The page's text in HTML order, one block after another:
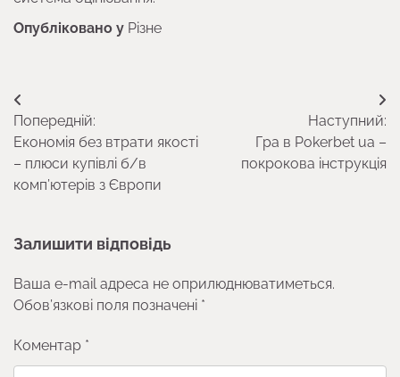
Опубліковано у Різне
Навігація
записів
Попередній:
Економія без втрати якості
– плюси купівлі б/в
комп’ютерів з Європи
Наступний:
Гра в Pokerbet ua –
покрокова інструкція
Залишити відповідь
Ваша e-mail адреса не оприлюднюватиметься.
Обов’язкові поля позначені *
Коментар *